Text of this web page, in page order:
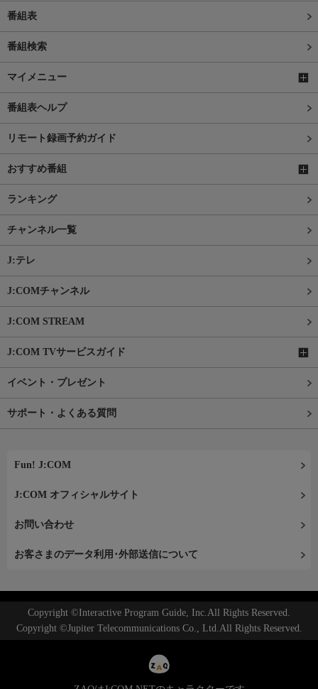
番組表
番組検索
マイメニュー
番組表ヘルプ
リモート録画予約ガイド
おすすめ番組
ランキング
チャンネル一覧
J:テレ
J:COMチャンネル
J:COM STREAM
J:COM TVサービスガイド
イベント・プレゼント
サポート・よくある質問
Fun! J:COM
J:COM オフィシャルサイト
お問い合わせ
お客さまのデータ利用･外部送信について
Copyright ©Interactive Program Guide, Inc.All Rights Reserved.
Copyright ©Jupiter Telecommunications Co., Ltd.All Rights Reserved.